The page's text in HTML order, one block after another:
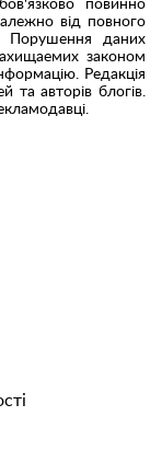
повинно
від повного
Порушення даних
законом
Редакція
та авторів блогів.